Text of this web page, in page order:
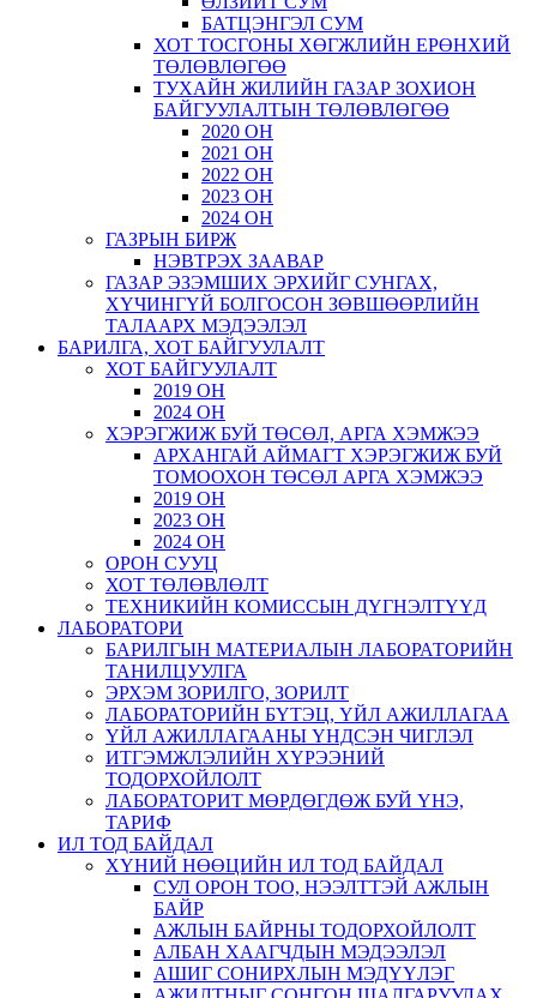
БАТЦЭНГЭЛ СУМ
ХОТ ТОСГОНЫ ХӨГЖЛИЙН ЕРӨНХИЙ
ТӨЛӨВЛӨГӨӨ
ТУХАЙН ЖИЛИЙН ГАЗАР ЗОХИОН
БАЙГУУЛАЛТЫН ТӨЛӨВЛӨГӨӨ
2020 ОН
2021 ОН
2022 ОН
2023 ОН
2024 ОН
ГАЗРЫН БИРЖ
НЭВТРЭХ ЗААВАР
ГАЗАР ЭЗЭМШИХ ЭРХИЙГ СУНГАХ,
ХҮЧИНГҮЙ БОЛГОСОН ЗӨВШӨӨРЛИЙН
ТАЛААРХ МЭДЭЭЛЭЛ
БАРИЛГА, ХОТ БАЙГУУЛАЛТ
ХОТ БАЙГУУЛАЛТ
2019 ОН
2024 ОН
ХЭРЭГЖИЖ БУЙ ТӨСӨЛ, АРГА ХЭМЖЭЭ
АРХАНГАЙ АЙМАГТ ХЭРЭГЖИЖ БУЙ
ТОМООХОН ТӨСӨЛ АРГА ХЭМЖЭЭ
2019 ОН
2023 ОН
2024 ОН
ОРОН СУУЦ
ХОТ ТӨЛӨВЛӨЛТ
ТЕХНИКИЙН КОМИССЫН ДҮГНЭЛТҮҮД
ЛАБОРАТОРИ
БАРИЛГЫН МАТЕРИАЛЫН ЛАБОРАТОРИЙН
ТАНИЛЦУУЛГА
ЭРХЭМ ЗОРИЛГО, ЗОРИЛТ
ЛАБОРАТОРИЙН БҮТЭЦ, ҮЙЛ АЖИЛЛАГАА
ҮЙЛ АЖИЛЛАГААНЫ ҮНДСЭН ЧИГЛЭЛ
ИТГЭМЖЛЭЛИЙН ХҮРЭЭНИЙ
ТОДОРХОЙЛОЛТ
ЛАБОРАТОРИТ МӨРДӨГДӨЖ БУЙ ҮНЭ,
ТАРИФ
ИЛ ТОД БАЙДАЛ
ХҮНИЙ НӨӨЦИЙН ИЛ ТОД БАЙДАЛ
СУЛ ОРОН ТОО, НЭЭЛТТЭЙ АЖЛЫН
БАЙР
АЖЛЫН БАЙРНЫ ТОДОРХОЙЛОЛТ
АЛБАН ХААГЧДЫН МЭДЭЭЛЭЛ
АШИГ СОНИРХЛЫН МЭДҮҮЛЭГ